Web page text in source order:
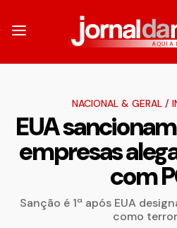
NACIONAL & GERAL/
EUA
empresas
com
Sanção é 1ª após EUA
como